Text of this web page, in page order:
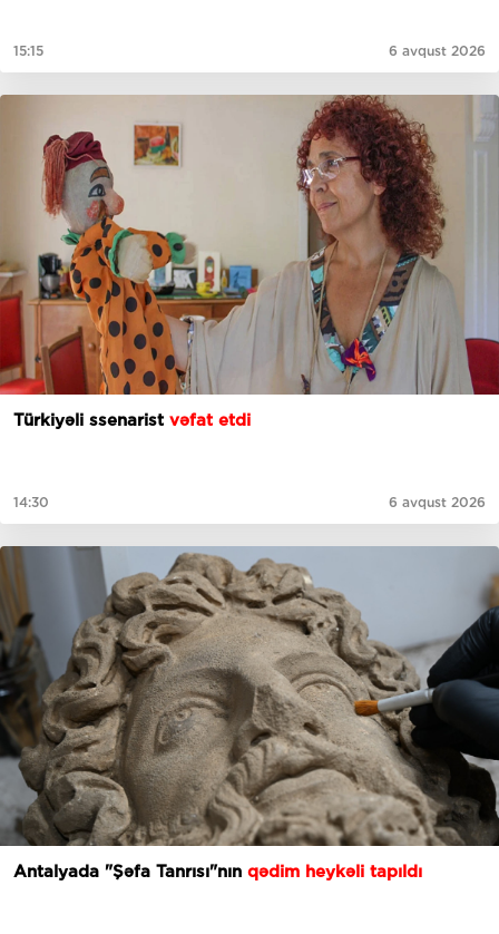
15:15 6 avqust 2026
Türkiyəli ssenarist vəfat etdi
14:30 6 avqust 2026
Antalyada "Şəfa Tanrısı"nın qədim heykəli tapıldı